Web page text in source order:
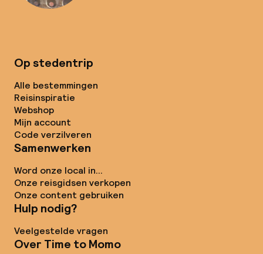
Op stedentrip
Alle bestemmingen
Reisinspiratie
Webshop
Mijn account
Code verzilveren
Samenwerken
Word onze local in...
Onze reisgidsen verkopen
Onze content gebruiken
Hulp nodig?
Veelgestelde vragen
Over Time to Momo